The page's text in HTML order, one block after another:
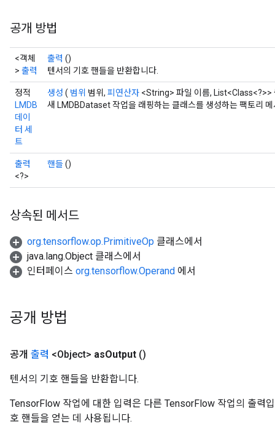
공개 방법
<객체
> 출력
출력 ()
텐서의 기호 핸들을 반환합니다.
정적
LMDB
데이
터 세
트
생성 ( 범위 범위, 피연산자 <String> 파일 이름, List<Class<?>>
새 LMDBDataset 작업을 래핑하는 클래스를 생성하는 팩토리
출력
<?>
핸들()
상속된 메서드
org.tensorflow.op.PrimitiveOp 클래스에서
java.lang.Object 클래스에서
인터페이스 org.tensorflow.Operand 에서
공개 방법
공개 출력 <Object> asOutput ()
텐서의 기호 핸들을 반환합니다.
TensorFlow 작업에 대한 입력은 다른 TensorFlow 작업의 출력
호 핸들을 얻는 데 사용됩니다.